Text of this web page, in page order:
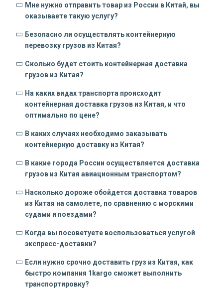
Мне нужно отправить товар из России в Китай, вы
оказываете такую услугу?
Безопасно ли осуществлять контейнерную
перевозку грузов из Китая?
Сколько будет стоить контейнерная доставка
грузов из Китая?
На каких видах транспорта происходит
контейнерная доставка грузов из Китая, и что
оптимально по цене?
В каких случаях необходимо заказывать
контейнерную доставку из Китая?
В какие города России осуществляется доставка
грузов из Китая авиационным транспортом?
Насколько дороже обойдется доставка товаров
из Китая на самолете, по сравнению с морскими
судами и поездами?
Когда вы посоветуете воспользоваться услугой
экспресс-доставки?
Если нужно срочно доставить груз из Китая, как
быстро компания 1kargo сможет выполнить
транспортировку?